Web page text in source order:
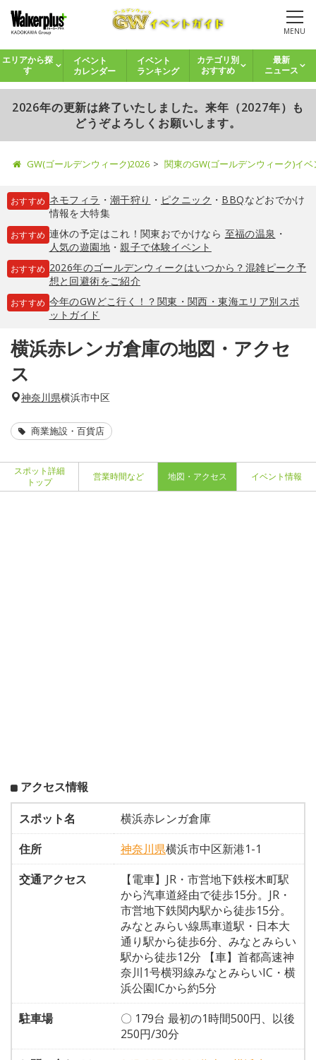
MENU
エリアから探
す
イベント
カレンダー
イベント
ランキング
カテゴリ別
おすすめ
最新
ニュース
2026年の更新は終了いたしました。来年（2027年）も
どうぞよろしくお願いします。
GW(ゴールデンウィーク)2026 関東のGW(ゴールデンウィーク)イ
おすすめ ネモフィラ ・ 潮干狩り ・ ピクニック ・ BBQなどおでかけ
情報を大特集
おすすめ 連休の予定はこれ！関東おでかけなら 至福の温泉 ・
人気の遊園地・親子で体験イベント
おすすめ 2026年のゴールデンウィークはいつから？混雑ピーク予
想と回避術をご紹介
おすすめ 今年のGWどこ行く！？関東・関西・東海エリア別スポ
ットガイド
横浜赤レンガ倉庫の地図・アクセ
ス
神奈川県横浜市中区
商業施設・百貨店
スポット詳細
トップ
営業時間など 地図・アクセス イベント情報
アクセス情報
スポット名
横浜赤レンガ倉庫
住所
神奈川県横浜市中区新港1-1
交通アクセス
【電車】JR・市営地下鉄桜木町駅
から汽車道経由で徒歩15分。JR・
市営地下鉄関内駅から徒歩15分。
みなとみらい線馬車道駅・日本大
通り駅から徒歩6分、みなとみらい
駅から徒歩12分 【車】首都高速神
奈川1号横羽線みなとみらいIC・横
浜公園ICから約5分
駐車場
〇 179台 最初の1時間500円、以後
250円/30分